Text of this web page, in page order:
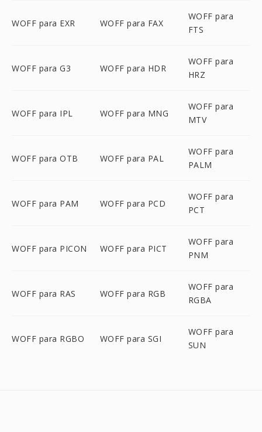
WOFF para EXR WOFF para FAX
WOFF para
FTS
WOFF para G3 WOFF para HDR
WOFF para
HRZ
WOFF para IPL WOFF para MNG
WOFF para
MTV
WOFF para OTB WOFF para PAL
WOFF para
PALM
WOFF para PAM WOFF para PCD
WOFF para
PCT
WOFF para PICON WOFF para PICT
WOFF para
PNM
WOFF para RAS WOFF para RGB
WOFF para
RGBA
WOFF para RGBO WOFF para SGI
WOFF para
SUN